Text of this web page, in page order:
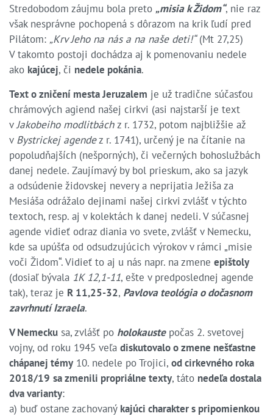
Stredobodom záujmu bola preto „misia k Židom“, nie raz
však nesprávne pochopená s dôrazom na krik ľudí pred
Pilátom: „Krv Jeho na nás a na naše deti!“(Mt 27,25)
V takomto postoji dochádza aj k pomenovaniu nedele
ako kajúcej, či nedele pokánia.
Text o zničení mesta Jeruzalem je už tradične súčasťou
chrámových agiend našej cirkvi (asi najstarší je text
vJakobeiho modlitbáchz r. 1732, potom najbližšie až
v Bystrickej agendez r. 1741), určený je na čítanie na
popoludňajších (nešporných), či večerných bohoslužbách
danej nedele. Zaujímavý by bol prieskum, ako sa jazyk
a odsúdenie židovskej nevery a neprijatia Ježiša za
Mesiáša odrážalo dejinami našej cirkvi zvlášť v týchto
textoch, resp. aj v kolektách k danej nedeli. V súčasnej
agende vidieť odraz diania vo svete, zvlášť v Nemecku,
kde sa upúšťa od odsudzujúcich výrokov v rámci „misie
voči Židom“. Vidieť to aj u nás napr. na zmene epištoly
(dosiaľ bývala 1K 12,1-11, ešte v predposlednej agende
tak), teraz je R 11,25-32, Pavlova teológia o dočasnom
zavrhnutí Izraela.
V Nemecku sa, zvlášť po holokaustepočas 2. svetovej
vojny, od roku 1945 veľa diskutovalo o zmene nešťastne
chápanej témy 10. nedele po Trojici, od cirkevného roka
2018/19 sa zmenili propriálne texty, táto nedeľa dostala
dva varianty:
a) buď ostane zachovaný kajúci charakter s pripomienkou